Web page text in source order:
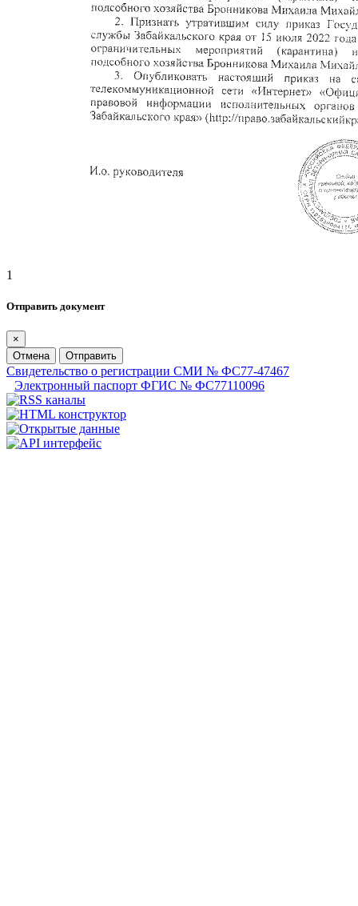
1
Отправить документ
×
Отмена
Отправить
Свидетельство о регистрации СМИ № ФС77-47467
Электронный паспорт ФГИС № ФС77110096